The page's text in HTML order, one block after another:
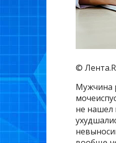
©
Мужчина
не нашел